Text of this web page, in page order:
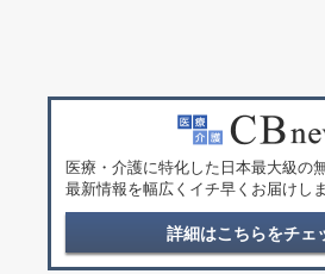
医療・介護に特化した日本最大級の
最新情報を幅広くイチ早くお届けしま
詳細はこちらをチェ